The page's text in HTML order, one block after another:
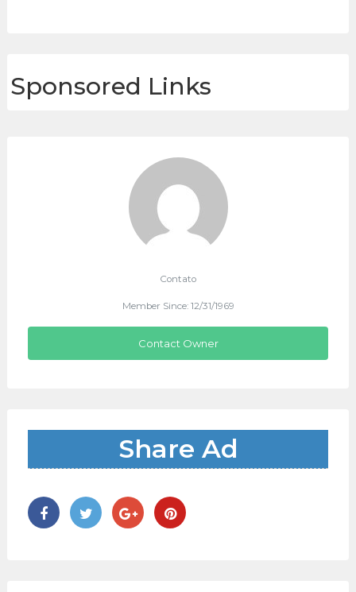
Sponsored Links
Contato
Member Since: 12/31/1969
Contact Owner
Share Ad